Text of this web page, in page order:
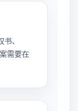
、
需要在